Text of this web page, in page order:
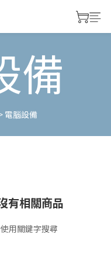
備
電腦設備
有相關商品
用關鍵字搜尋